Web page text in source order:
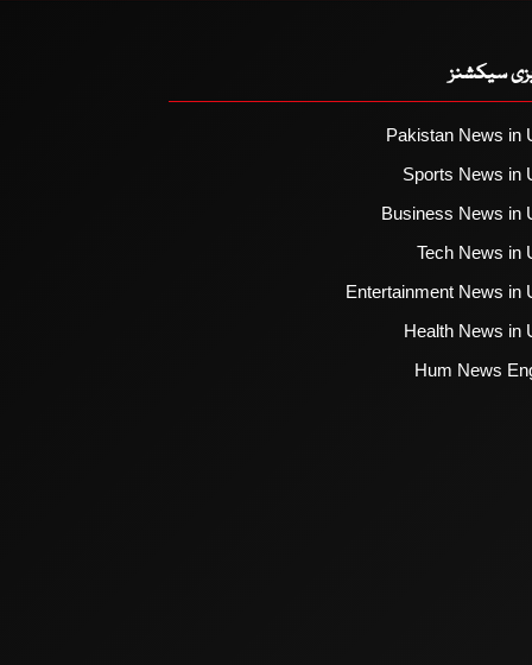
سیکشنز
Pakistan News in
Sports News in
Business News in
Tech News in
Entertainment News in
Health News in
Hum News